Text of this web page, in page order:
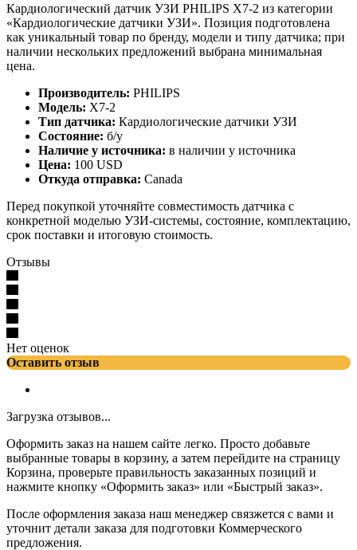
Кардиологический датчик УЗИ PHILIPS X7-2 из категории
«Кардиологические датчики УЗИ». Позиция подготовлена
как уникальный товар по бренду, модели и типу датчика; при
наличии нескольких предложений выбрана минимальная
цена.
Производитель: PHILIPS
Модель: X7-2
Тип датчика: Кардиологические датчики УЗИ
Состояние: б/у
Наличие у источника: в наличии у источника
Цена: 100 USD
Откуда отправка: Canada
Перед покупкой уточняйте совместимость датчика с
конкретной моделью УЗИ-системы, состояние, комплектацию,
срок поставки и итоговую стоимость.
Отзывы
Нет оценок
Оставить отзыв
Загрузка отзывов...
Оформить заказ на нашем сайте легко. Просто добавьте
выбранные товары в корзину, а затем перейдите на страницу
Корзина, проверьте правильность заказанных позиций и
нажмите кнопку «Оформить заказ» или «Быстрый заказ».
После оформления заказа наш менеджер связжется с вами и
уточнит детали заказа для подготовки Коммерческого
предложения.